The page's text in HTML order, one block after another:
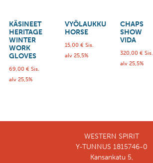
KÄSINEET
HERITAGE
WINTER
WORK
GLOVES
69,00 € Sis.
alv 25,5%
VYÖLAUKKU
HORSE
15,00 € Sis.
alv 25,5%
CHAPS
SHOW
VIDA
320,00€ Sis.
alv 25,5%
WESTERN SPIRIT
Y-TUNNUS 1815746-0
Kansankatu 5,